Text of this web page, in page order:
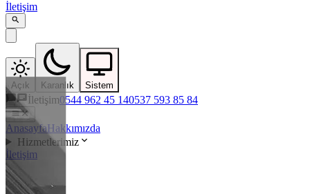
İletişim
Açık Karanlık Sistem
İletişim0544 962 45 140537 593 85 84
AnasayfaHakkımızda
Hizmetlerimiz
İletişim